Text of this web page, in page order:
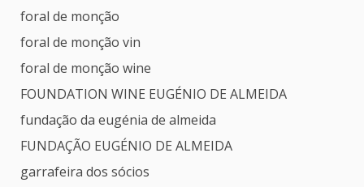
foral de monção
foral de monção vin
foral de monção wine
FOUNDATION WINE EUGÉNIO DE ALMEIDA
fundação da eugénia de almeida
FUNDAÇÃO EUGÉNIO DE ALMEIDA
garrafeira dos sócios